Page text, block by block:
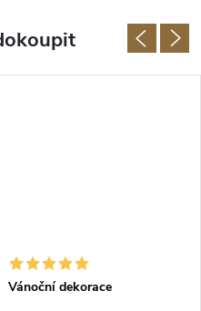
Vánoční dekorace